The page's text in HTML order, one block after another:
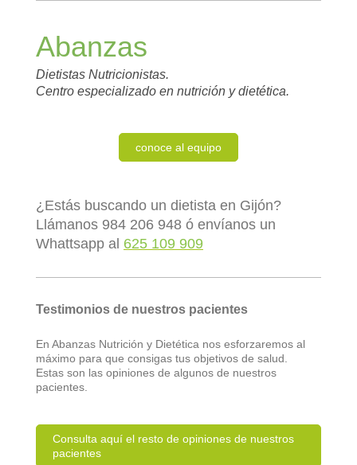
Abanzas
Dietistas Nutricionistas.
Centro especializado en nutrición y dietética.
conoce al equipo
¿Estás buscando un dietista en Gijón?
Llámanos 984 206 948 ó envíanos un
Whattsapp al 625 109 909
Testimonios de nuestros pacientes
En Abanzas Nutrición y Dietética nos esforzaremos al
máximo para que consigas tus objetivos de salud.
Estas son las opiniones de algunos de nuestros
pacientes.
Consulta aquí el resto de opiniones de nuestros
pacientes